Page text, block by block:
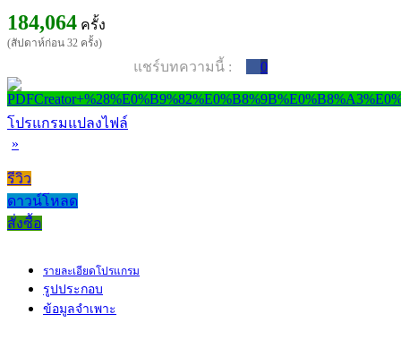
184,064 ครั้ง
(สัปดาห์ก่อน 32 ครั้ง)
แชร์บทความนี้ : 0
โปรแกรมแปลงไฟล์
»
รีวิว
ดาวน์โหลด
สั่งซื้อ
รายละเอียดโปรแกรม
รูปประกอบ
ข้อมูลจำเพาะ